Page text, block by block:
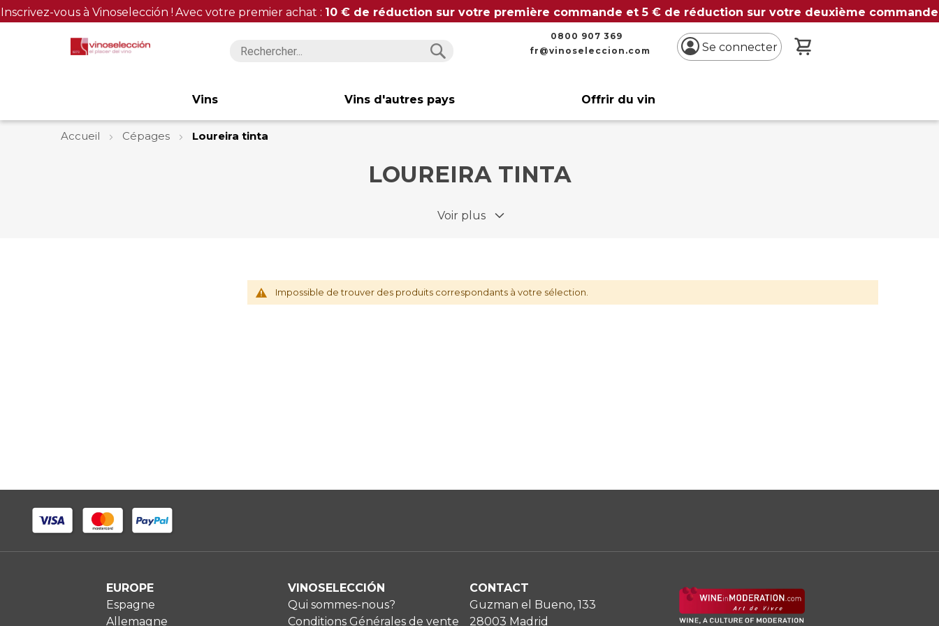
Inscrivez-vous à Vinoselección ! Avec votre premier achat : 10 € de réduction sur votre première commande et 5 € de réduction sur votre deuxième commande
0800 907 369
fr@vinoseleccion.com
Se connecter
Vins Vins d'autres pays Offrir du vin
Accueil Cépages Loureira tinta
LOUREIRA TINTA
Voir plus
Impossible de trouver des produits correspondants à votre sélection.
EUROPE
Espagne
Allemagne
VINOSELECCIÓN
Qui sommes-nous?
Conditions Générales de vente
CONTACT
Guzman el Bueno, 133
28003 Madrid